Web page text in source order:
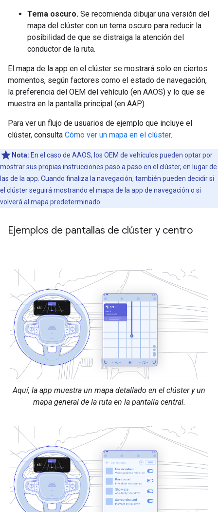
Tema oscuro. Se recomienda dibujar una versión del
mapa del clúster con un tema oscuro para reducir la
posibilidad de que se distraiga la atención del
conductor de la ruta.
El mapa de la app en el clúster se mostrará solo en ciertos
momentos, según factores como el estado de navegación,
la preferencia del OEM del vehículo (en AAOS) y lo que se
muestra en la pantalla principal (en AAP).
Para ver un flujo de usuarios de ejemplo que incluye el
clúster, consulta Cómo ver un mapa en el clúster.
Nota: En el caso de AAOS, los OEM de vehículos pueden optar por
mostrar sus propias instrucciones paso a paso en el clúster, en lugar de
las de la app. Cuando finaliza la navegación, también pueden decidir si
el clúster seguirá mostrando el mapa de la app de navegación o si
volverá al mapa predeterminado.
Ejemplos de pantallas de clúster y centro
Aquí, la app muestra un mapa detallado en el clúster y un
mapa general de la ruta en la pantalla central.